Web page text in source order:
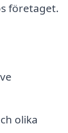
företaget.
olika